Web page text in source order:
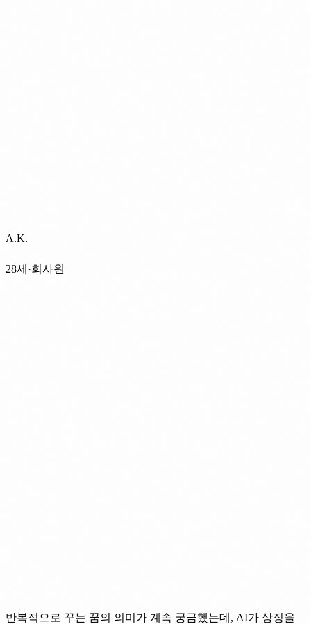
A.K.
28세·회사원
반복적으로 꾸는 꿈의 의미가 계속 궁금했는데, AI가 상징을